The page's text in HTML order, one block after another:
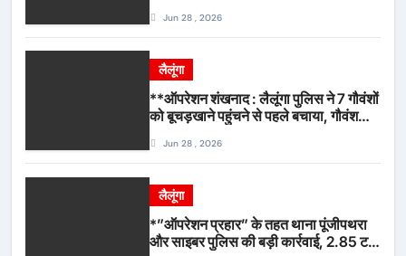
Jun 28 , 2026
लैलूंगा
**ऑपरेशन शंखनाद : लैलूंगा पुलिस ने 7 गौवंशों
को बूचड़खाने पहुंचने से पहले बचाया, गौवंश
Jun 28 , 2026
लैलूंगा
*”ऑपरेशन प्रहार” के तहत थाना पूंजीपथरा
और साइबर पुलिस की बड़ी कार्रवाई, 2.85 टन